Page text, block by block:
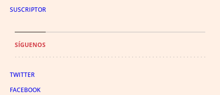
SUSCRIPTOR
SÍGUENOS
TWITTER
FACEBOOK